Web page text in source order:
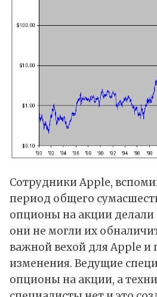
Сотрудники Apple,
период общего
опционы на акции делали
они не могли их
важной вехой для Apple и
изменения. Ведущие
опционы на акции, а